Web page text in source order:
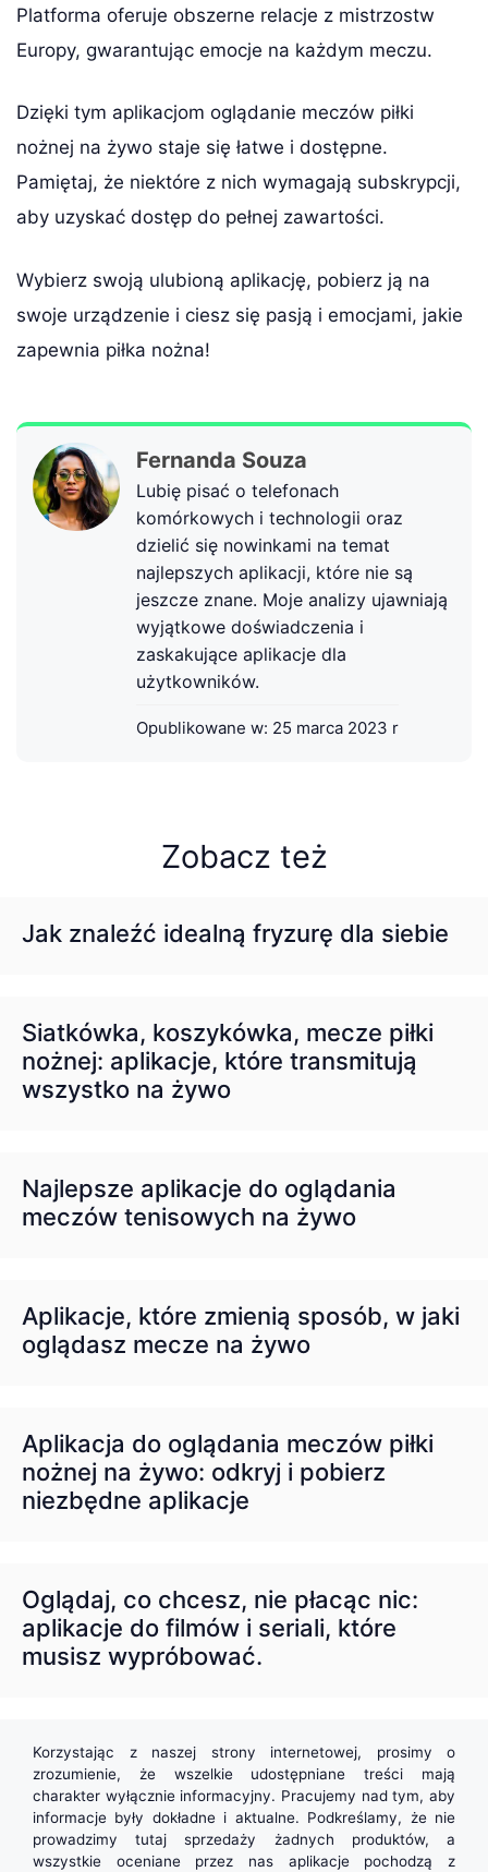
Platforma oferuje obszerne relacje z mistrzostw
Europy, gwarantując emocje na każdym meczu.
Dzięki tym aplikacjom oglądanie meczów piłki
nożnej na żywo staje się łatwe i dostępne.
Pamiętaj, że niektóre z nich wymagają subskrypcji,
aby uzyskać dostęp do pełnej zawartości.
Wybierz swoją ulubioną aplikację, pobierz ją na
swoje urządzenie i ciesz się pasją i emocjami, jakie
zapewnia piłka nożna!
Fernanda Souza
Lubię pisać o telefonach
komórkowych i technologii oraz
dzielić się nowinkami na temat
najlepszych aplikacji, które nie są
jeszcze znane. Moje analizy ujawniają
wyjątkowe doświadczenia i
zaskakujące aplikacje dla
użytkowników.
Opublikowane w: 25 marca 2023 r
Zobacz też
Jak znaleźć idealną fryzurę dla siebie
Siatkówka, koszykówka, mecze piłki
nożnej: aplikacje, które transmitują
wszystko na żywo
Najlepsze aplikacje do oglądania
meczów tenisowych na żywo
Aplikacje, które zmienią sposób, w jaki
oglądasz mecze na żywo
Aplikacja do oglądania meczów piłki
nożnej na żywo: odkryj i pobierz
niezbędne aplikacje
Oglądaj, co chcesz, nie płacąc nic:
aplikacje do filmów i seriali, które
musisz wypróbować.
Korzystając z naszej strony internetowej, prosimy o
zrozumienie, że wszelkie udostępniane treści mają
charakter wyłącznie informacyjny. Pracujemy nad tym, aby
informacje były dokładne i aktualne. Podkreślamy, że nie
prowadzimy tutaj sprzedaży żadnych produktów, a
wszystkie oceniane przez nas aplikacje pochodzą z